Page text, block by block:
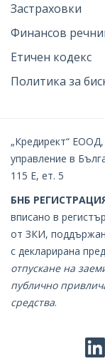
Застраховки
Финансов
Етичен кодекс
Политика за
„Кредирект“
управление в
115 Е, ет. 5
БНБ
вписано в
от ЗКИ,
с декларирана
oтпускане на
публично
средства.